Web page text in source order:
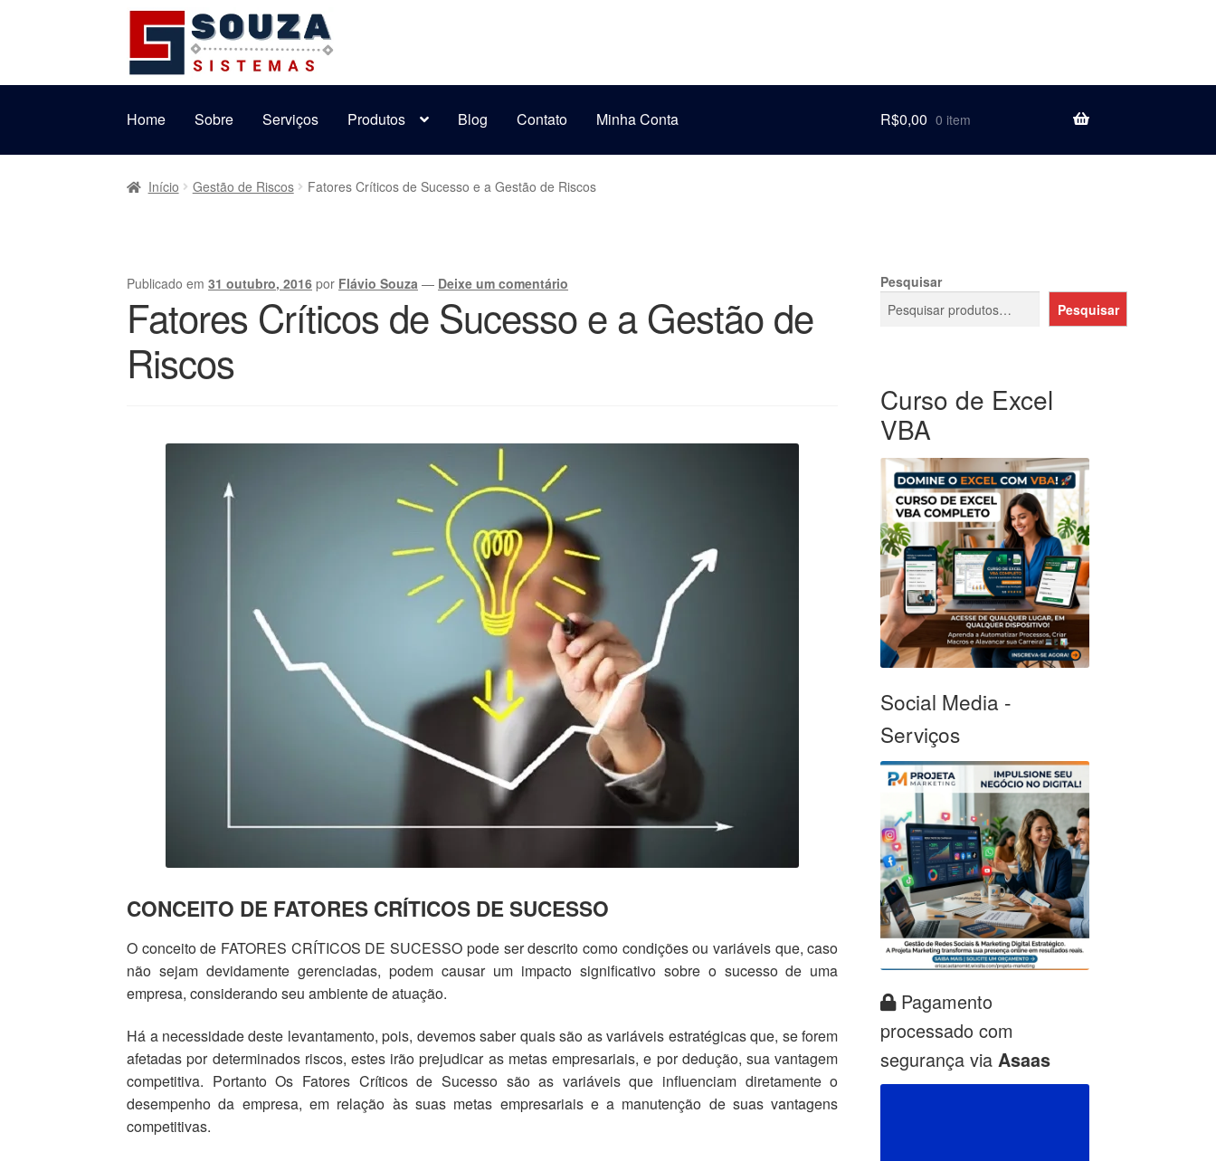
Pular
para
navegação
Pular
para
o
conteúdo
Home
Sobre Serviços Produtos Blog Contato Minha Conta R$0,00 0 item
Início Gestão de Riscos Fatores Críticos de Sucesso e a Gestão de Riscos
Publicado em31 outubro, 2016 por Flávio Souza — Deixe um comentário
Fatores Críticos de Sucesso e a Gestão de
Riscos
CONCEITO DE FATORES CRÍTICOS DE SUCESSO
O conceito de FATORES CRÍTICOS DE SUCESSO pode ser descrito como condições ou variáveis que, caso
não sejam devidamente gerenciadas, podem causar um impacto significativo sobre o sucesso de uma
empresa, considerando seu ambiente de atuação.
Há a necessidade deste levantamento, pois, devemos saber quais são as variáveis estratégicas que, se forem
afetadas por determinados riscos, estes irão prejudicar as metas empresariais, e por dedução, sua vantagem
competitiva. Portanto Os Fatores Críticos de Sucesso são as variáveis que influenciam diretamente o
desempenho da empresa, em relação às suas metas empresariais e a manutenção de suas vantagens
competitivas.
Pesquisar
Pesquisar
Curso de Excel
VBA
Social Media -
Serviços
Pagamento
processado com
segurança via Asaas